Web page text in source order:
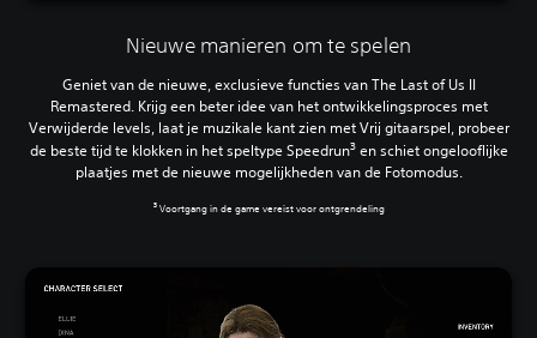
Nieuwe manieren om te spelen
Geniet van de nieuwe, exclusieve functies van The Last of Us II
Remastered. Krijg een beter idee van het ontwikkelingsproces met
Verwijderde levels, laat je muzikale kant zien met Vrij gitaarspel, probeer
de beste tijd te klokken in het speltype Speedrun3en schiet ongelooflijke
plaatjes met de nieuwe mogelijkheden van de Fotomodus.
3 Voortgang in de game vereist voor ontgrendeling